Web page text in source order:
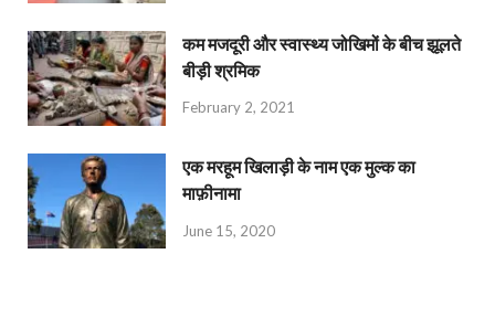
कम मजदूरी और स्वास्थ्य जोखिमों के बीच झूलते
बीड़ी श्रमिक
February 2, 2021
एक मरहूम खिलाड़ी के नाम एक मुल्क का
माफ़ीनामा
June 15, 2020